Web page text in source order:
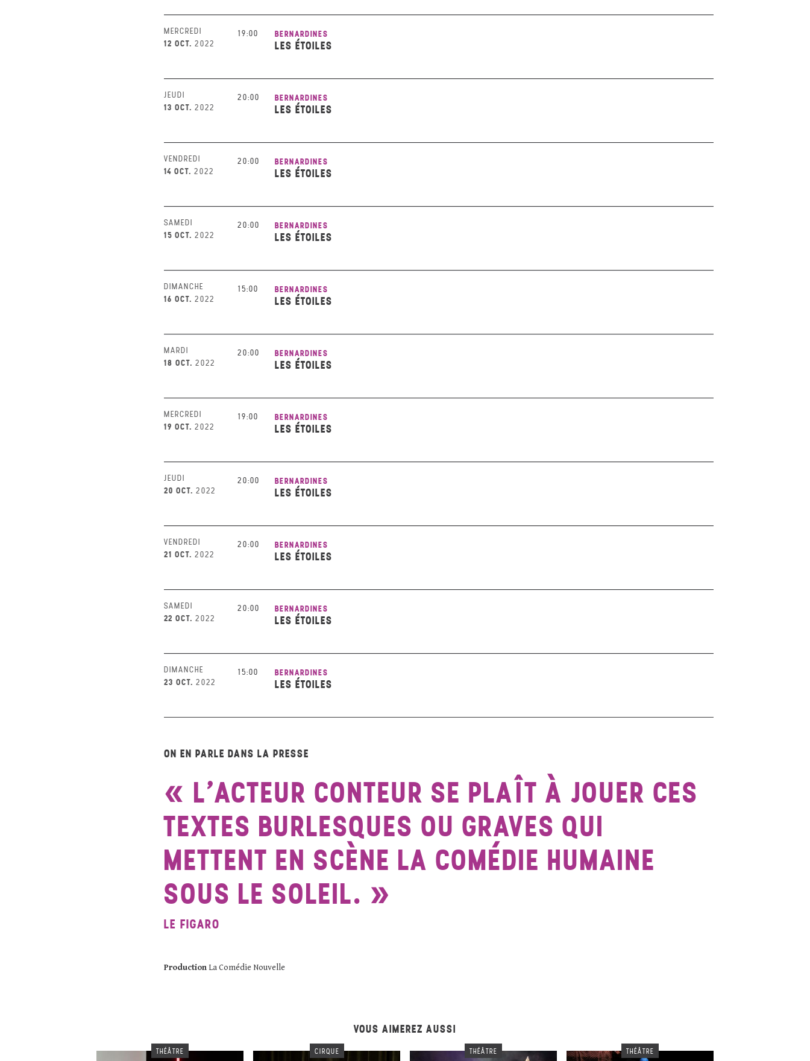
MERCREDI
12 OCT. 2022
19:00 BERNARDINES
LES ÉTOILES
JEUDI
13 OCT. 2022
20:00 BERNARDINES
LES ÉTOILES
VENDREDI
14 OCT. 2022
20:00 BERNARDINES
LES ÉTOILES
SAMEDI
15 OCT. 2022
20:00 BERNARDINES
LES ÉTOILES
DIMANCHE
16 OCT. 2022
15:00 BERNARDINES
LES ÉTOILES
MARDI
18 OCT. 2022
20:00 BERNARDINES
LES ÉTOILES
MERCREDI
19 OCT. 2022
19:00 BERNARDINES
LES ÉTOILES
JEUDI
20 OCT. 2022
20:00 BERNARDINES
LES ÉTOILES
VENDREDI
21 OCT. 2022
20:00 BERNARDINES
LES ÉTOILES
SAMEDI
22 OCT. 2022
20:00 BERNARDINES
LES ÉTOILES
DIMANCHE
23 OCT. 2022
15:00 BERNARDINES
LES ÉTOILES
ON EN PARLE DANS LA PRESSE
L’ACTEUR CONTEUR SE PLAÎT À JOUER CES
TEXTES BURLESQUES OU GRAVES QUI
METTENT EN SCÈNE LA COMÉDIE HUMAINE
SOUS LE SOLEIL.
LE FIGARO
Production La Comédie Nouvelle
VOUS AIMEREZ AUSSI
THÉÂTRE CIRQUE THÉÂTRE THÉÂTRE